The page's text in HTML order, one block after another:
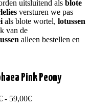
uitsluitend alsblote
versturen we pas
als blote wortel,lotussen
van de
alleen bestellen en
Pink Peony
- 59,00€Prijsklasse: